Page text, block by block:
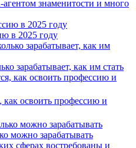
агентом знаменитости и много
в 2025 году
зарабатывает, как им стать
как освоить профессию и
можно зарабатывать